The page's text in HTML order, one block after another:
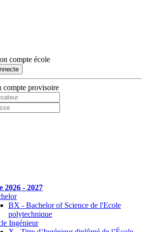
compte école
compte provisoire
2026 - 2027
BX - Bachelor of Science de l'Ecole
polytechnique
Ingénieur